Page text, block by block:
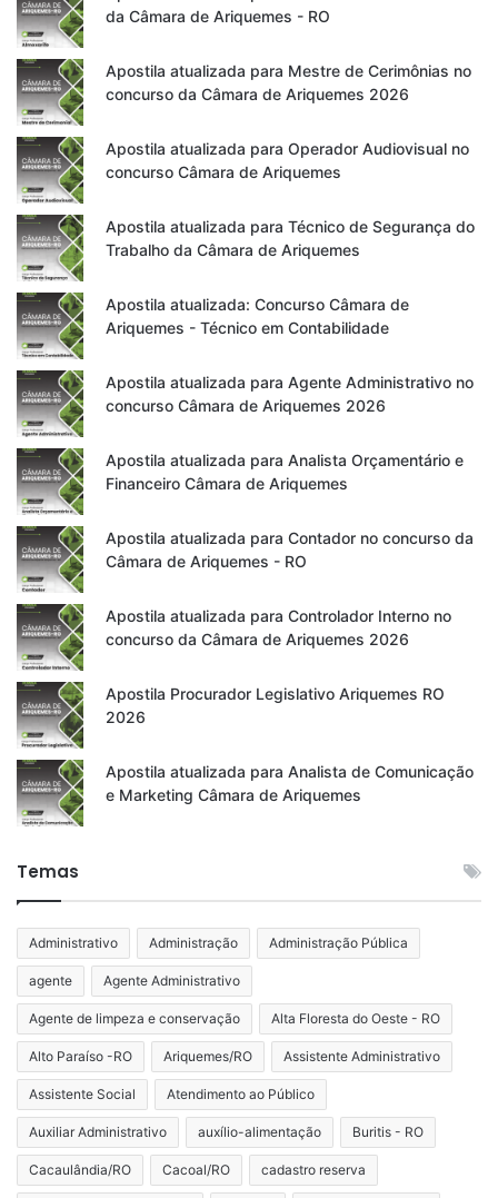
da Câmara de Ariquemes - RO
Apostila atualizada para Mestre de Cerimônias no
concurso da Câmara de Ariquemes 2026
Apostila atualizada para Operador Audiovisual no
concurso Câmara de Ariquemes
Apostila atualizada para Técnico de Segurança do
Trabalho da Câmara de Ariquemes
Apostila atualizada: Concurso Câmara de
Ariquemes - Técnico em Contabilidade
Apostila atualizada para Agente Administrativo no
concurso Câmara de Ariquemes 2026
Apostila atualizada para Analista Orçamentário e
Financeiro Câmara de Ariquemes
Apostila atualizada para Contador no concurso da
Câmara de Ariquemes - RO
Apostila atualizada para Controlador Interno no
concurso da Câmara de Ariquemes 2026
Apostila Procurador Legislativo Ariquemes RO
2026
Apostila atualizada para Analista de Comunicação
e Marketing Câmara de Ariquemes
Temas
Administrativo Administração Administração Pública
agente Agente Administrativo
Agente de limpeza e conservação Alta Floresta do Oeste - RO
Alto Paraíso -RO Ariquemes/RO Assistente Administrativo
Assistente Social Atendimento ao Público
Auxiliar Administrativo auxílio-alimentação Buritis - RO
Cacaulândia/RO Cacoal/RO cadastro reserva